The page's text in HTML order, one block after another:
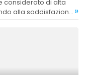
alla soddisfazione »